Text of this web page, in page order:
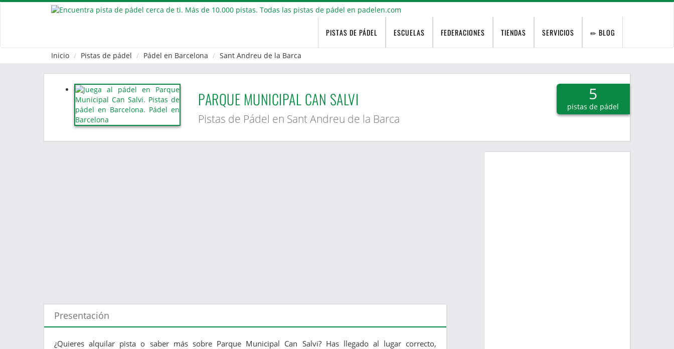
PISTAS DE PÁDEL ESCUELAS FEDERACIONES TIENDAS SERVICIOS BLOG
Inicio Pistas de pádel Pádel en Barcelona Sant Andreu de la Barca
PARQUE MUNICIPAL CAN SALVI
Pistas de Pádel en Sant Andreu de la Barca
5
pistas de pádel
Presentación
¿Quieres alquilar pista o saber más sobre Parque Municipal Can Salvi? Has llegado al lugar correcto,